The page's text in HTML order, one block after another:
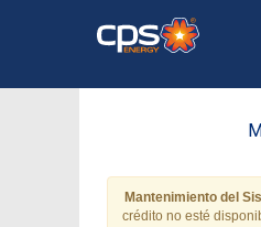
Mantenimiento del
crédito no esté